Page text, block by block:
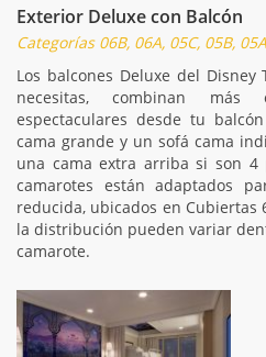
Exterior Deluxe con Balcón
Categorías 06B, 06A, 05C, 05B, 05A
Los balcones Deluxe del
necesitas, combinan
espectaculares desde tu
cama grande y un sofá cama
una cama extra arriba si son 4
camarotes están adaptados
reducida, ubicados en Cubiertas
la distribución pueden variar
camarote.